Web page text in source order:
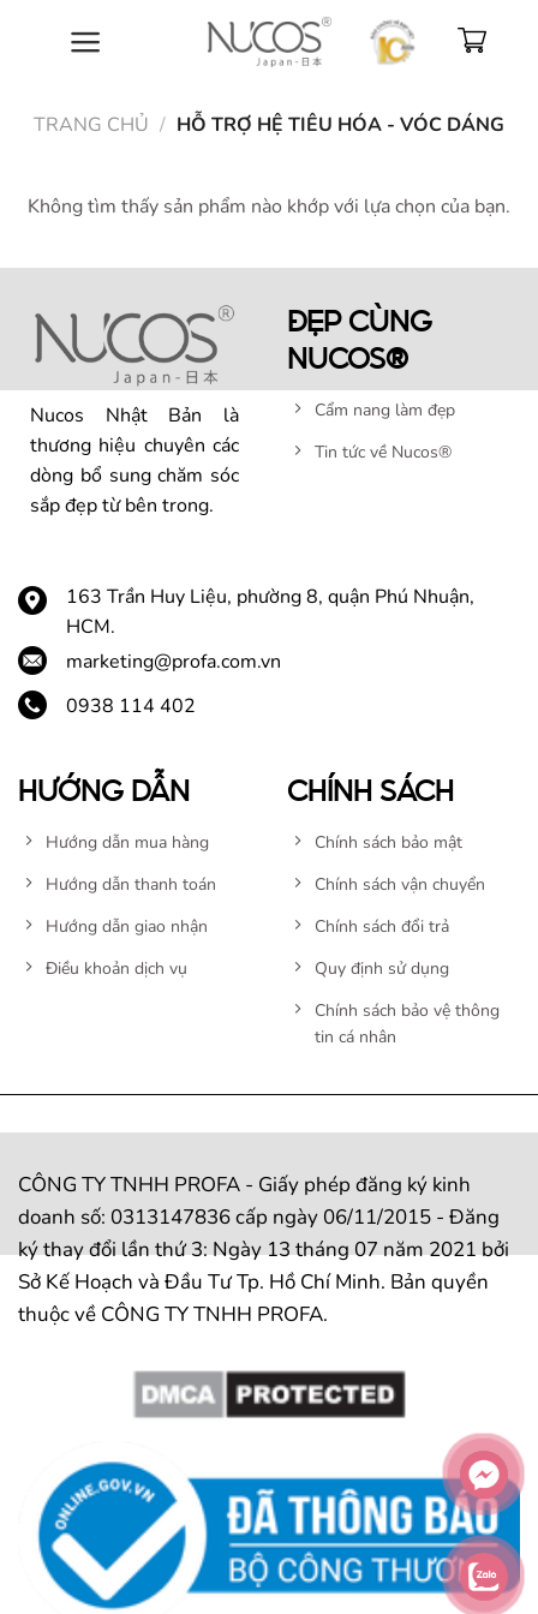
TRANG CHỦ / HỖ TRỢ HỆ TIÊU HÓA - VÓC DÁNG
Không tìm thấy sản phẩm nào khớp với lựa chọn của bạn.
Nucos Nhật Bản là
thương hiệu chuyên các
dòng bổ sung chăm sóc
sắp đẹp từ bên trong.
ĐẸP CÙNG
NUCOS®
Cẩm nang làm đẹp
Tin tức về Nucos®
163 Trần Huy Liệu, phường 8, quận Phú Nhuận,
HCM.
marketing@profa.com.vn
0938 114 402
HƯỚNG DẪN
Hướng dẫn mua hàng
Hướng dẫn thanh toán
Hướng dẫn giao nhận
Điều khoản dịch vụ
CHÍNH SÁCH
Chính sách bảo mật
Chính sách vận chuyển
Chính sách đổi trả
Quy định sử dụng
Chính sách bảo vệ thông
tin cá nhân
CÔNG TY TNHH PROFA - Giấy phép đăng ký kinh
doanh số: 0313147836 cấp ngày 06/11/2015 - Đăng
ký thay đổi lần thứ 3: Ngày 13 tháng 07 năm 2021 bởi
Sở Kế Hoạch và Đầu Tư Tp. Hồ Chí Minh. Bản quyền
thuộc về CÔNG TY TNHH PROFA.